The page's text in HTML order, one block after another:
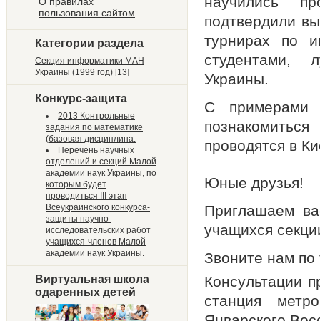
пользования сайтом
Категории раздела
Секция информатики МАН
Украины (1999 год) [13]
Конкурс-защита
2013 Контрольные
задания по математике
(базовая дисциплина.
Перечень научных
отделений и секций Малой
академии наук Украины, по
которым будет
проводиться III этап
Всеукраинского конкурса-
защиты научно-
исследовательских работ
учащихся-членов Малой
академии наук Украины.
Виртуальная школа
одаренных детей
подтвердили
турнирах по
студентами,
Украины.
С примерами
проводятся в
Юные друзья!
Приглашаем
учащихся
Звоните нам по
Консультации
станция